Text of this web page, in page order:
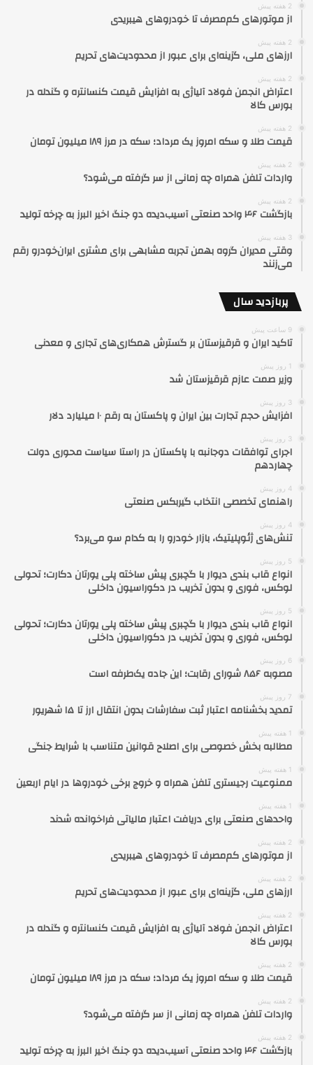
2 هفته پیش
از موتورهای کم‌مصرف تا خودروهای هیبریدی
2 هفته پیش
ارزهای ملی، گزینه‌ای برای عبور از محدودیت‌های تحریم
2 هفته پیش
اعتراض انجمن فولاد آلیاژی به افزایش قیمت کنسانتره و گندله در
بورس کالا
2 هفته پیش
قیمت طلا و سکه امروز یک مرداد؛ سکه در مرز ۱۸۹ میلیون تومان
2 هفته پیش
واردات تلفن همراه چه زمانی از سر گرفته می‌شود؟
2 هفته پیش
بازگشت ۴۶ واحد صنعتی آسیب‌دیده دو جنگ اخیر البرز به چرخه تولید
3 هفته پیش
وقتی مدیران گروه بهمن تجربه مشابهی برای مشتری ایران‌خودرو رقم
می‌زنند
پربازدید سال
9 ساعت پیش
تاکید ایران و قرقیزستان بر گسترش همکاری‌های تجاری و معدنی
1 روز پیش
وزیر صمت عازم قرقیزستان شد
3 روز پیش
افزایش حجم تجارت بین ایران و پاکستان به رقم ۱۰ میلیارد دلار
3 روز پیش
اجرای توافقات دوجانبه با پاکستان در راستا سیاست محوری دولت
چهاردهم
4 روز پیش
راهنمای تخصصی انتخاب گیربکس صنعتی
4 روز پیش
تنش‌های ژئوپلیتیک، بازار خودرو را به کدام سو می‌برد؟
5 روز پیش
انواع قاب بندی دیوار با گچبری پیش ساخته پلی یورتان دکارت؛ تحولی
لوکس، فوری و بدون تخریب در دکوراسیون داخلی
5 روز پیش
انواع قاب بندی دیوار با گچبری پیش ساخته پلی یورتان دکارت؛ تحولی
لوکس، فوری و بدون تخریب در دکوراسیون داخلی
6 روز پیش
مصوبه ۸۵۶ شورای رقابت؛ این جاده یک‌طرفه است
7 روز پیش
تمدید بخشنامه اعتبار ثبت سفارشات بدون انتقال ارز تا ۱۵ شهریور
1 هفته پیش
مطالبه بخش خصوصی برای اصلاح قوانین متناسب با شرایط جنگی
1 هفته پیش
ممنوعیت رجیستری تلفن همراه و خروج برخی خودروها در ایام اربعین
1 هفته پیش
واحدهای صنعتی برای دریافت اعتبار مالیاتی فراخوانده شدند
2 هفته پیش
از موتورهای کم‌مصرف تا خودروهای هیبریدی
2 هفته پیش
ارزهای ملی، گزینه‌ای برای عبور از محدودیت‌های تحریم
2 هفته پیش
اعتراض انجمن فولاد آلیاژی به افزایش قیمت کنسانتره و گندله در
بورس کالا
2 هفته پیش
قیمت طلا و سکه امروز یک مرداد؛ سکه در مرز ۱۸۹ میلیون تومان
2 هفته پیش
واردات تلفن همراه چه زمانی از سر گرفته می‌شود؟
2 هفته پیش
بازگشت ۴۶ واحد صنعتی آسیب‌دیده دو جنگ اخیر البرز به چرخه تولید